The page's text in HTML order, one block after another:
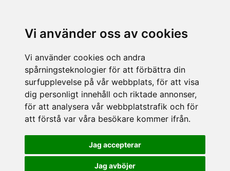
Vi använder oss av cookies
Vi använder cookies och andra
spårningsteknologier för att förbättra din
surfupplevelse på vår webbplats, för att visa
dig personligt innehåll och riktade annonser,
för att analysera vår webbplatstrafik och för
att förstå var våra besökare kommer ifrån.
Jag accepterar
Jag avböjer